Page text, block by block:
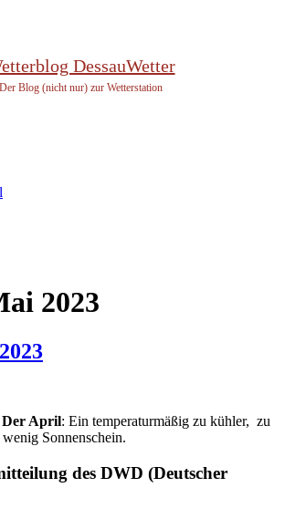
DessauWetter
Der Blog (nicht nur) zur Wetterstation
2023
Der April: Ein temperaturmäßig zu kühler, zu
Sonnenschein.
des DWD (Deutscher